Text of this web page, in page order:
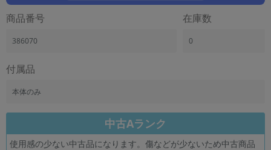
商品番号
386070
在庫数
0
付属品
本体のみ
中古Aランク
使用感の少ない中古品になります。傷などが少ないため中古商品
機能・特徴
商品の搭載機能による絞り込み
商品状態の絞り込み
CPUの絞り込み